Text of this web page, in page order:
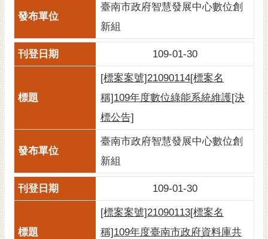
RSS
訂
閱
電
報
民
信
English
語
臺南市政府智慧發展中心數位創
新組
109-01-30
[標案案號]21090114[標案名
稱]109年度數位綠能系統維護[決
標公告]
臺南市政府智慧發展中心數位創
新組
109-01-30
[標案案號]21090113[標案名
稱]109年度臺南市政府資料庫共